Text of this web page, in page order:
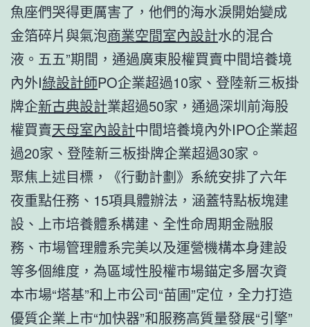
魚座們哭得更厲害了，他們的海水淚開始變成
金箔碎片與氣泡商業空間室內設計水的混合
液。五五”期間，通過廣東股權買賣中間培養境
內外I綠設計師PO企業超過10家、登陸新三板掛
牌企新古典設計業超過50家，通過深圳前海股
權買賣天母室內設計中間培養境內外IPO企業超
過20家、登陸新三板掛牌企業超過30家。
聚焦上述目標，《行動計劃》系統安排了六年
夜重點任務、15項具體辦法，涵蓋特點板塊建
設、上市培養體系構建、全性命周期金融服
務、市場管理體系完美以及運營機構本身建設
等多個維度，為區域性股權市場錨定多層次資
本市場“塔基”和上市公司“苗圃”定位，全力打造
優質企業上市“加快器”和服務高質量發展“引擎”